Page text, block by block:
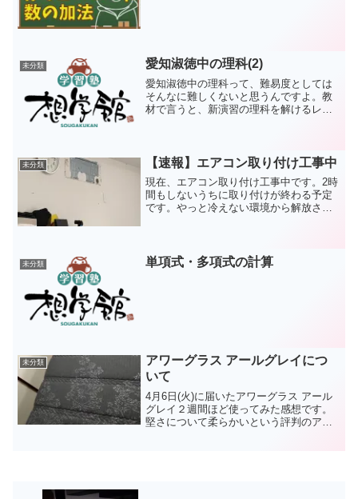
未分類 愛知淑徳中の理科(2)
愛知淑徳中の理科って、難易度としては
そんなに難しくないと思うんですよ。教
材で言うと、新演習の理科を解けるレベ
されますが、やや難しいと思い...
未分類 【速報】エアコン取り付け工事中
現在、エアコン取り付け工事中です。2時
間もしないうちに取り付けが終わる予定
です。やっと冷えない環境から解放され
未分類 単項式・多項式の計算
未分類
アワーグラス アールグレイにつ
いて
4月6日(火)に届いたアワーグラス アール
グレイ２週間ほど使ってみた感想です。
堅さについて柔らかいという評判のアワ